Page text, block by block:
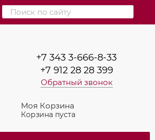
+7 343 3-666-8-33
+7 912 28 28 399
Обратный звонок
Моя Корзина
Корзина пуста